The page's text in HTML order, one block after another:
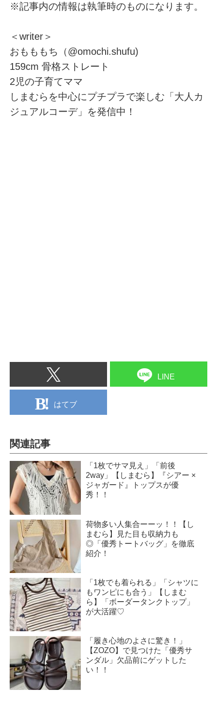
※記事内の情報は執筆時のものになります。
＜writer＞
おもももち（@omochi.shufu)
159cm 骨格ストレート
2児の子育てママ
しまむらを中心にプチプラで楽しむ「大人カ
ジュアルコーデ」を発信中！
LINE
はてブ
関連記事
「1枚でサマ見え」「前後
2way」【しまむら】『シアー ×
ジャガード』トップスが優
秀！！
荷物多い人集合ーーッ！！【し
まむら】見た目も収納力も
◎「優秀トートバッグ」を徹底
紹介！
「1枚でも着られる」「シャツに
もワンピにも合う」【しまむ
ら】「ボーダータンクトップ」
が大活躍♡
「履き心地のよさに驚き！」
【ZOZO】で見つけた「優秀サ
ンダル」欠品前にゲットした
い！！